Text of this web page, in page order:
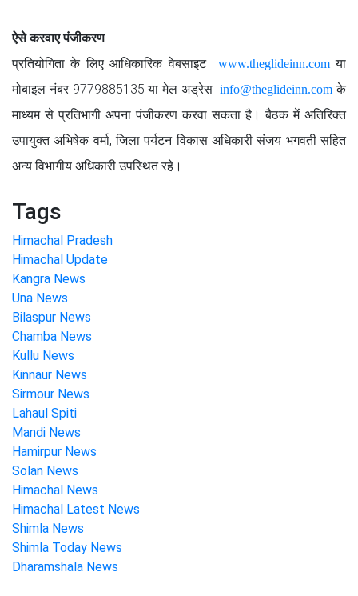
ऐसे करवाए पंजीकरण
प्रतियोगिता के लिए आधिकारिक वेबसाइट www.theglideinn.com या
मोबाइल नंबर 9779885135 या मेल अड्रेसinfo@theglideinn.com के
माध्यम से प्रतिभागी अपना पंजीकरण करवा सकता है। बैठक में अतिरिक्त
उपायुक्त अभिषेक वर्मा, जिला पर्यटन विकास अधिकारी संजय भगवती सहित
अन्य विभागीय अधिकारी उपस्थित रहे।
Tags
Himachal Pradesh
Himachal Update
Kangra News
Una News
Bilaspur News
Chamba News
Kullu News
Kinnaur News
Sirmour News
Lahaul Spiti
Mandi News
Hamirpur News
Solan News
Himachal News
Himachal Latest News
Shimla News
Shimla Today News
Dharamshala News